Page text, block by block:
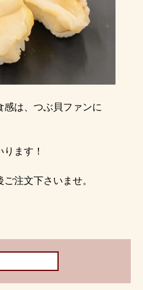
は、つぶ貝ファンに
ます！
注文下さいませ。